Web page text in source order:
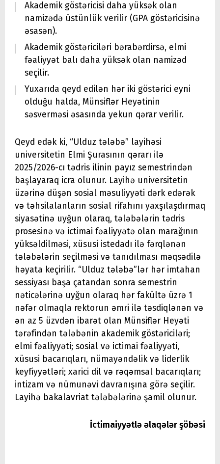
Akademik göstəricisi daha yüksək olan
namizədə üstünlük verilir (GPA göstəricisinə
əsasən).
Akademik göstəriciləri bərabərdirsə, elmi
fəaliyyət balı daha yüksək olan namizəd
seçilir.
Yuxarıda qeyd edilən hər iki göstərici eyni
olduğu halda, Münsiflər Heyətinin
səsverməsi əsasında yekun qərar verilir.
Qeyd edək ki, “Ulduz tələbə” layihəsi
universitetin Elmi Şurasının qərarı ilə
2025/2026-cı tədris ilinin payız semestrindən
başlayaraq icra olunur. Layihə universitetin
üzərinə düşən sosial məsuliyyəti dərk edərək
və təhsilalanların sosial rifahını yaxşılaşdırmaq
siyasətinə uyğun olaraq, tələbələrin tədris
prosesinə və ictimai fəaliyyətə olan marağının
yüksəldilməsi, xüsusi istedadı ilə fərqlənən
tələbələrin seçilməsi və tanıdılması məqsədilə
həyata keçirilir. “Ulduz tələbə”lər hər imtahan
sessiyası başa çatandan sonra semestrin
nəticələrinə uyğun olaraq hər fakültə üzrə 1
nəfər olmaqla rektorun əmri ilə təsdiqlənən və
ən az 5 üzvdən ibarət olan Münsiflər Heyəti
tərəfindən tələbənin akademik göstəriciləri;
elmi fəaliyyəti; sosial və ictimai fəaliyyəti,
xüsusi bacarıqları, nümayəndəlik və liderlik
keyfiyyətləri; xarici dil və rəqəmsal bacarıqları;
intizam və nümunəvi davranışına görə seçilir.
Layihə bakalavriat tələbələrinə şamil olunur.
İctimaiyyətlə əlaqələr şöbəsi